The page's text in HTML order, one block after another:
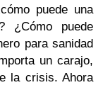
puede una
¿Cómo puede
para sanidad
un carajo,
la crisis. Ahora